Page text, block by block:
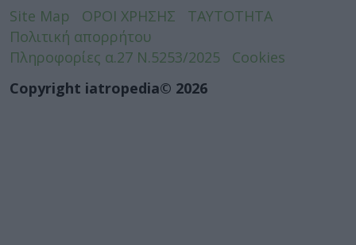
Site Map ΟΡΟΙ ΧΡΗΣΗΣ
ΤΑΥΤΟΤΗΤΑ
Πολιτική απορρήτου
Πληροφορίες α.27 Ν.5253/2025
Cookies
Copyright iatropedia© 2026